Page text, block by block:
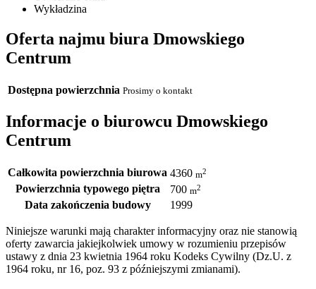
Wykładzina
Oferta najmu biura Dmowskiego
Centrum
Dostępna powierzchnia Prosimy o kontakt
Informacje o biurowcu Dmowskiego
Centrum
Całkowita powierzchnia biurowa 4360 m2
Powierzchnia typowego piętra 700 m2
Data zakończenia budowy 1999
Niniejsze warunki mają charakter informacyjny oraz nie stanowią
oferty zawarcia jakiejkolwiek umowy w rozumieniu przepisów
ustawy z dnia 23 kwietnia 1964 roku Kodeks Cywilny (Dz.U. z
1964 roku, nr 16, poz. 93 z późniejszymi zmianami).